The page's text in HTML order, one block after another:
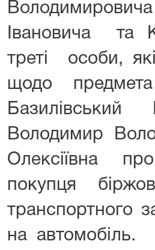
Івановича та
треті особи,
щодо
Володимир
Олексіївна
покупця
транспортного
на автомобіль.